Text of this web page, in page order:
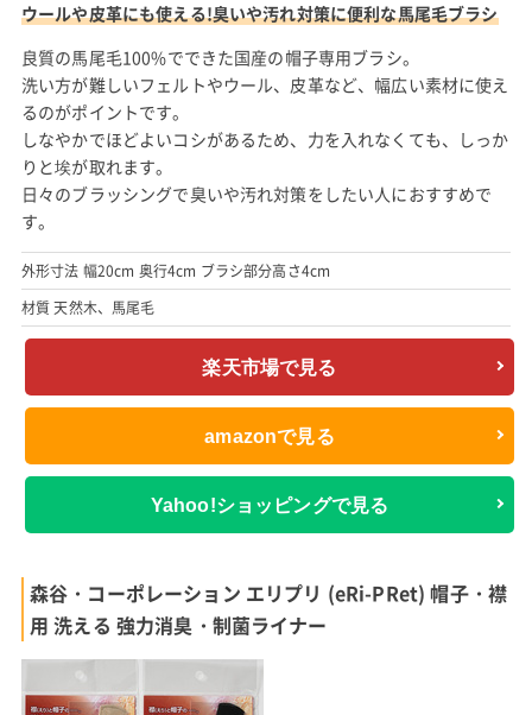
ウールや皮革にも使える!臭いや汚れ対策に便利な馬尾毛ブラシ
良質の馬尾毛100%でできた国産の帽子専用ブラシ。
洗い方が難しいフェルトやウール、皮革など、幅広い素材に使え
るのがポイントです。
しなやかでほどよいコシがあるため、力を入れなくても、しっか
りと埃が取れます。
日々のブラッシングで臭いや汚れ対策をしたい人におすすめで
す。
外形寸法 幅20cm 奥行4cm ブラシ部分高さ4cm
材質 天然木、馬尾毛
楽天市場で見る
amazonで見る
Yahoo!ショッピングで見る
森谷・コーポレーション エリプリ (eRi-PRet) 帽子・襟
用 洗える 強力消臭・制菌ライナー